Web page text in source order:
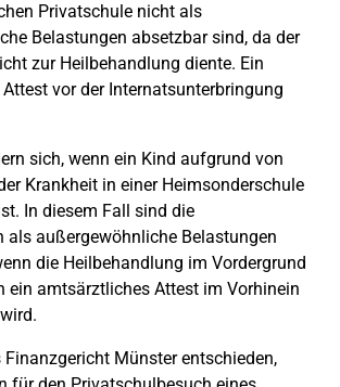
Privatschule nicht als
Belastungen absetzbar sind, da der
zur Heilbehandlung diente. Ein
vor der Internatsunterbringung
sich, wenn ein Kind aufgrund von
Krankheit in einer Heimsonderschule
In diesem Fall sind die
als außergewöhnliche Belastungen
die Heilbehandlung im Vordergrund
ein amtsärztliches Attest im Vorhinein
Münster entschieden,